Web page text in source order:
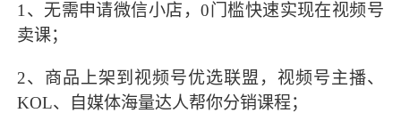
1、无需申请微信小店，0门槛快速实现在视频号
卖课；
2、商品上架到视频号优选联盟，视频号主播、
KOL、自媒体海量达人帮你分销课程；